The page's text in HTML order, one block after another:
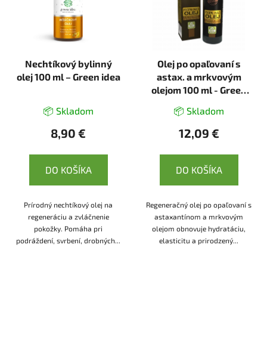
Nechtíkový bylinný
olej 100 ml – Green idea
📦 Skladom
8,90 €
DO KOŠÍKA
Prírodný nechtíkový olej na
regeneráciu a zvláčnenie
pokožky. Pomáha pri
podráždení, svrbení, drobných...
Olej po opaľovaní s
astax. a mrkvovým
olejom 100 ml - Green
📦 Skladom
12,09 €
DO KOŠÍKA
Regeneračný olej po opaľovaní s
astaxantínom a mrkvovým
olejom obnovuje hydratáciu,
elasticitu a prirodzený...